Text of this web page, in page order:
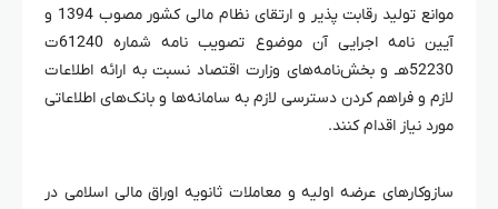
موانع تولید رقابت پذیر و ارتقای نظام مالی کشور مصوب 1394 و
آیین نامه اجرایی آن موضوع تصویب نامه شماره 61240ت
52230هـ و بخش‌نامه‌های وزارت اقتصاد نسبت به ارائه اطلاعات
لازم و فراهم کردن دسترسی لازم به سامانه‌ها و بانک‌های اطلاعاتی
مورد نیاز اقدام کنند.
سازوکارهای عرضه اولیه و معاملات ثانویه اوراق مالی اسلامی در